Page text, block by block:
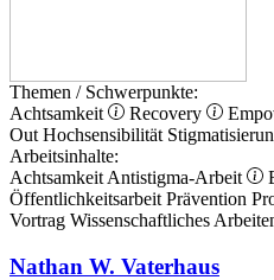
Themen / Schwerpunkte:
Achtsamkeit
Recovery
Out Hochsensibilität
Arbeitsinhalte:
Achtsamkeit Antistigma-Arbeit
Öffentlichkeitsarbeit Prävention
Vortrag Wissenschaftliches
Nathan W. Vaterhaus